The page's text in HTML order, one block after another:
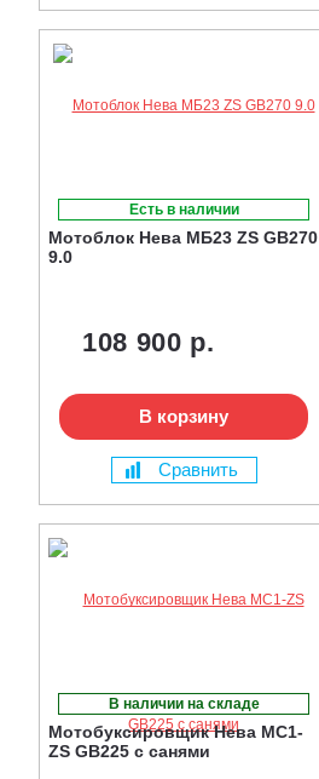
Есть в наличии
Мотоблок Нева МБ23 ZS GB270
9.0
108 900 р.
В корзину
Сравнить
В наличии на складе
Мотобуксировщик Нева МС1-
ZS GB225 с санями